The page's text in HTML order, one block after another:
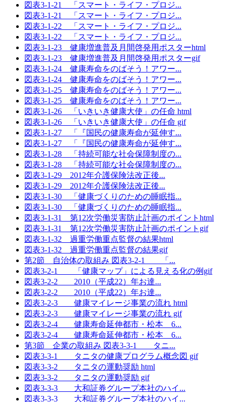
図表3-1-21 「スマート・ライフ・プロジ...
図表3-1-21 「スマート・ライフ・プロジ...
図表3-1-22 「スマート・ライフ・プロジ...
図表3-1-22 「スマート・ライフ・プロジ...
図表3-1-23 健康増進普及月間啓発用ポスターhtml
図表3-1-23 健康増進普及月間啓発用ポスターgif
図表3-1-24 健康寿命をのばそう！アワー...
図表3-1-24 健康寿命をのばそう！アワー...
図表3-1-25 健康寿命をのばそう！アワー...
図表3-1-25 健康寿命をのばそう！アワー...
図表3-1-26 「いきいき健康大使」の任命 html
図表3-1-26 「いきいき健康大使」の任命 gif
図表3-1-27 「『国民の健康寿命が延伸す...
図表3-1-27 「『国民の健康寿命が延伸す...
図表3-1-28 「持続可能な社会保障制度の...
図表3-1-28 「持続可能な社会保障制度の...
図表3-1-29 2012年介護保険法改正後...
図表3-1-29 2012年介護保険法改正後...
図表3-1-30 「健康づくりのための睡眠指...
図表3-1-30 「健康づくりのための睡眠指...
図表3-1-31 第12次労働災害防止計画のポイントhtml
図表3-1-31 第12次労働災害防止計画のポイントgif
図表3-1-32 過重労働重点監督の結果html
図表3-1-32 過重労働重点監督の結果gif
第2節 自治体の取組み 図表3-2-1 「...
図表3-2-1 「健康マップ」による見える化の例gif
図表3-2-2 2010（平成22）年お達...
図表3-2-2 2010（平成22）年お達...
図表3-2-3 健康マイレージ事業の流れ html
図表3-2-3 健康マイレージ事業の流れ gif
図表3-2-4 健康寿命延伸都市・松本 6...
図表3-2-4 健康寿命延伸都市・松本 6...
第3節 企業の取組み 図表3-3-1 タニ...
図表3-3-1 タニタの健康プログラム概念図 gif
図表3-3-2 タニタの運動奨励 html
図表3-3-2 タニタの運動奨励 gif
図表3-3-3 大和証券グループ本社のハイ...
図表3-3-3 大和証券グループ本社のハイ...